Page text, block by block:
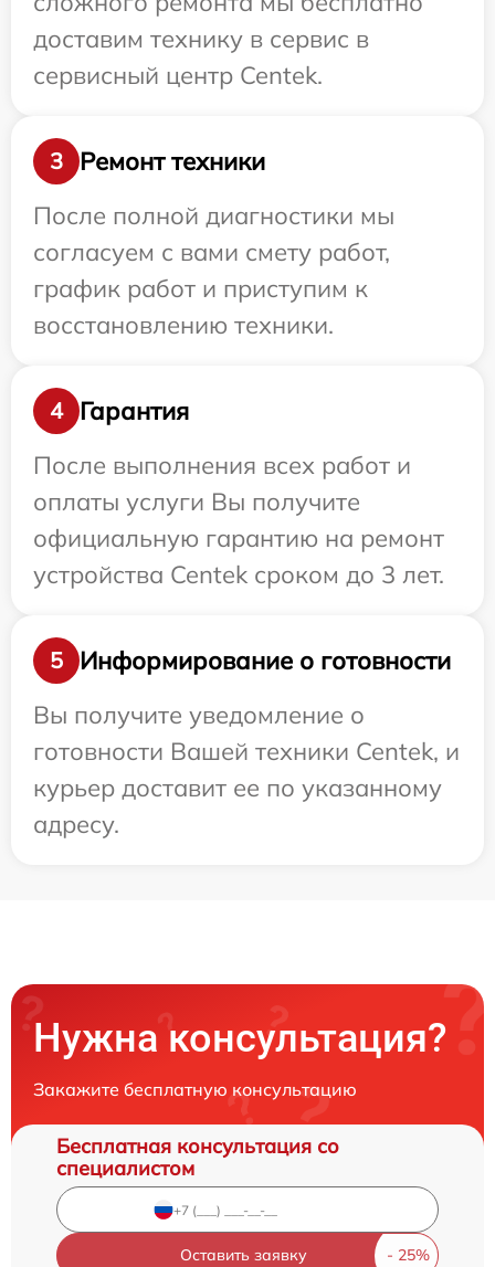
доставим технику в сервис в
сервисный центр Centek.
3
Ремонт техники
После полной диагностики мы
согласуем с вами смету работ,
график работ и приступим к
восстановлению техники.
4
Гарантия
После выполнения всех работ и
оплаты услуги Вы получите
официальную гарантию на ремонт
устройства Centek сроком до 3 лет.
5
Информирование о готовности
Вы получите уведомление о
готовности Вашей техники Centek, и
курьер доставит ее по указанному
адресу.
Нужна консультация?
Закажите бесплатную консультацию
Бесплатная консультация со
специалистом
Оставить заявку